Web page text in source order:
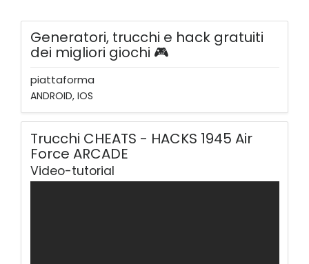
Generatori, trucchi e hack gratuiti
dei migliori giochi 🎮
piattaforma
ANDROID, IOS
Trucchi CHEATS - HACKS 1945 Air
Force ARCADE
Video-tutorial